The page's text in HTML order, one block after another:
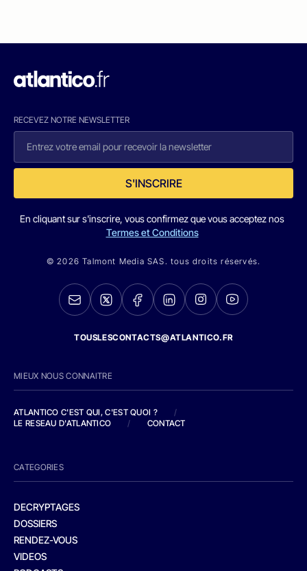
RECEVEZ NOTRE NEWSLETTER
S'INSCRIRE
En cliquant sur s'inscrire, vous confirmez que vous acceptez nos
Termes et Conditions
© 2026 Talmont Media SAS. tous droits réservés.
TOUSLESCONTACTS@ATLANTICO.FR
MIEUX NOUS CONNAITRE
ATLANTICO C'EST QUI, C'EST QUOI ?
/
LE RESEAU D'ATLANTICO
/ CONTACT
CATEGORIES
DECRYPTAGES
DOSSIERS
RENDEZ-VOUS
VIDEOS